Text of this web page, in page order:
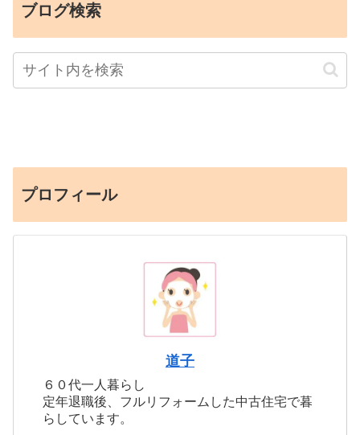
ブログ検索
プロフィール
道子
６０代一人暮らし
定年退職後、フルリフォームした中古住宅で暮
らしています。